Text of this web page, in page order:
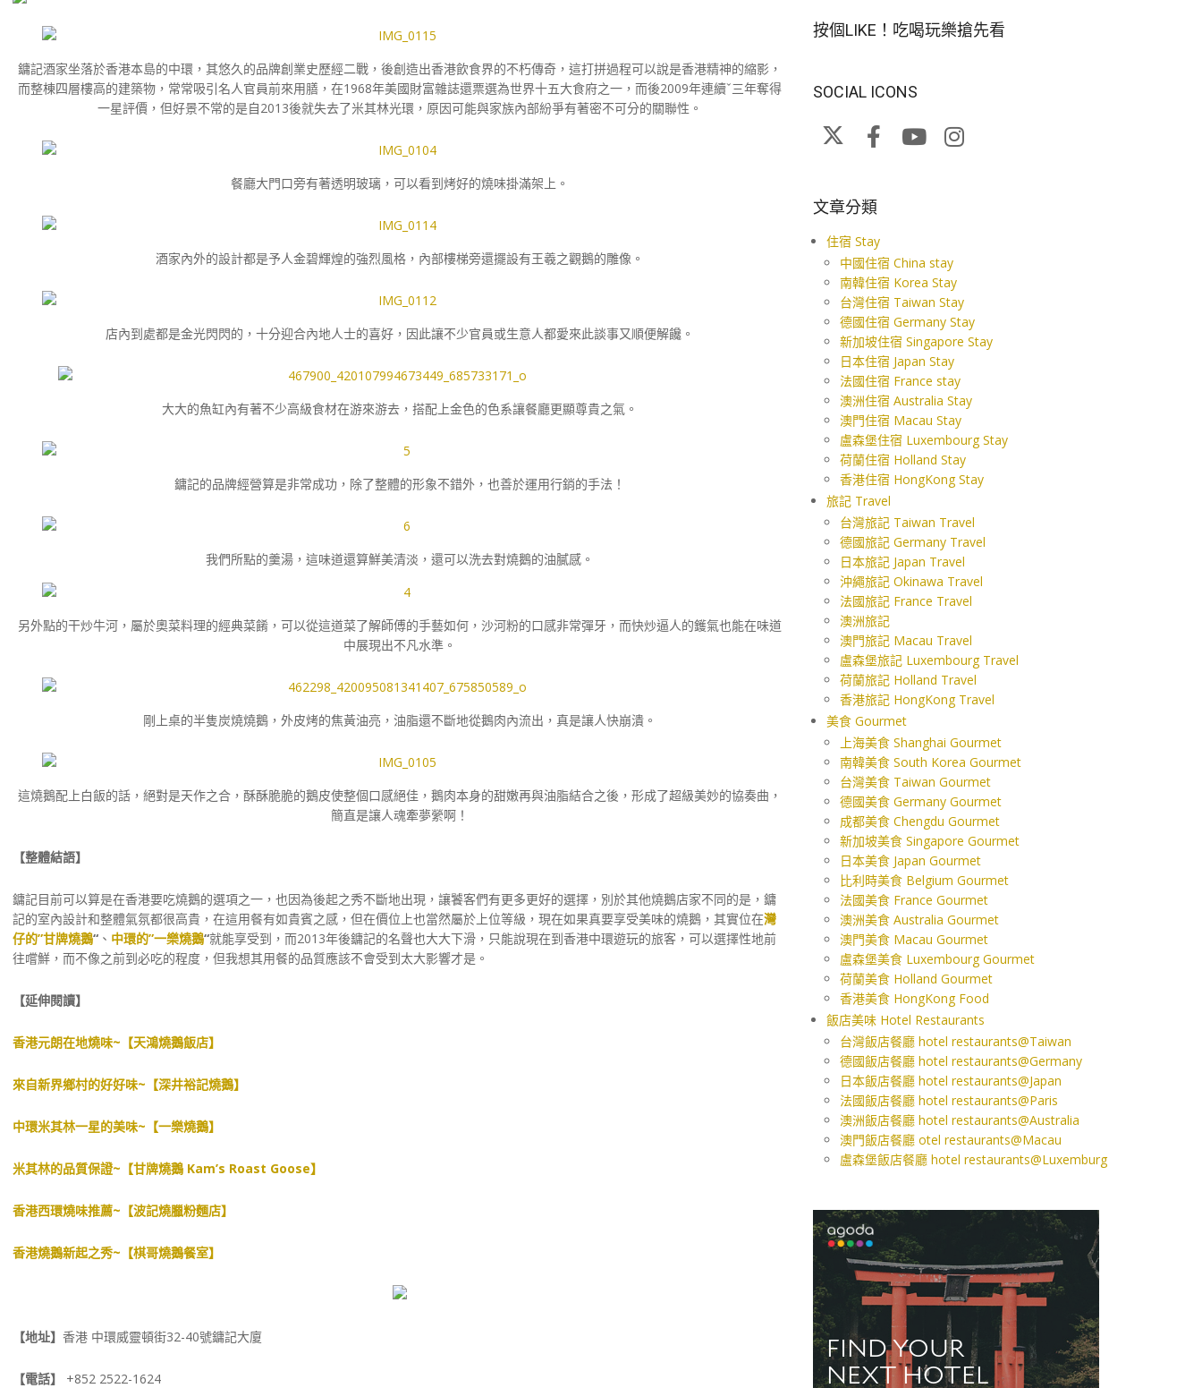
鏞記酒家坐落於香港本島的中環，其悠久的品牌創業史歷經二戰，後創造出香港飲食界的不朽傳奇，這打拼過程可以說是香港精神的縮影，
而整棟四層樓高的建築物，常常吸引名人官員前來用膳，在1968年美國財富雜誌還票選為世界十五大食府之一，而後2009年連續ˇ三年奪得
一星評價，但好景不常的是自2013後就失去了米其林光環，原因可能與家族內部紛爭有著密不可分的關聯性。
餐廳大門口旁有著透明玻璃，可以看到烤好的燒味掛滿架上。
酒家內外的設計都是予人金碧輝煌的強烈風格，內部樓梯旁還擺設有王羲之觀鵝的雕像。
店內到處都是金光閃閃的，十分迎合內地人士的喜好，因此讓不少官員或生意人都愛來此談事又順便解饞。
大大的魚缸內有著不少高級食材在游來游去，搭配上金色的色系讓餐廳更顯尊貴之氣。
鏞記的品牌經營算是非常成功，除了整體的形象不錯外，也善於運用行銷的手法！
我們所點的羹湯，這味道還算鮮美清淡，還可以洗去對燒鵝的油膩感。
另外點的干炒牛河，屬於奧菜料理的經典菜餚，可以從這道菜了解師傅的手藝如何，沙河粉的口感非常彈牙，而快炒逼人的鑊氣也能在味道
中展現出不凡水準。
剛上桌的半隻炭燒燒鵝，外皮烤的焦黃油亮，油脂還不斷地從鵝肉內流出，真是讓人快崩潰。
這燒鵝配上白飯的話，絕對是天作之合，酥酥脆脆的鵝皮使整個口感絕佳，鵝肉本身的甜嫩再與油脂結合之後，形成了超級美妙的協奏曲，
簡直是讓人魂牽夢縈啊！
【整體結語】
鏞記目前可以算是在香港要吃燒鵝的選項之一，也因為後起之秀不斷地出現，讓饕客們有更多更好的選擇，別於其他燒鵝店家不同的是，鏞
記的室內設計和整體氣氛都很高貴，在這用餐有如貴賓之感，但在價位上也當然屬於上位等級，現在如果真要享受美味的燒鵝，其實位在灣
仔的”甘牌燒鵝“ 、 中環的”一樂燒鵝“就能享受到，而2013年後鏞記的名聲也大大下滑，只能說現在到香港中環遊玩的旅客，可以選擇性地前
往嚐鮮，而不像之前到必吃的程度，但我想其用餐的品質應該不會受到太大影響才是。
【延伸閱讀】
香港元朗在地燒味~【天鴻燒鵝飯店】
來自新界鄉村的好好味~【深井裕記燒鵝】
中環米其林一星的美味~【一樂燒鵝】
米其林的品質保證~【甘牌燒鵝 Kam’s Roast Goose】
香港西環燒味推薦~【波記燒臘粉麵店】
香港燒鵝新起之秀~【棋哥燒鵝餐室】
【地址】 香港 中環威靈頓街32-40號鏞記大廈
【電話】 +852 2522-1624
按個LIKE！吃喝玩樂搶先看
SOCIAL ICONS
文章分類
住宿 Stay
中國住宿 China stay
南韓住宿 Korea Stay
台灣住宿 Taiwan Stay
德國住宿 Germany Stay
新加坡住宿 Singapore Stay
日本住宿 Japan Stay
法國住宿 France stay
澳洲住宿 Australia Stay
澳門住宿 Macau Stay
盧森堡住宿 Luxembourg Stay
荷蘭住宿 Holland Stay
香港住宿 HongKong Stay
旅記 Travel
台灣旅記 Taiwan Travel
德國旅記 Germany Travel
日本旅記 Japan Travel
沖繩旅記 Okinawa Travel
法國旅記 France Travel
澳洲旅記
澳門旅記 Macau Travel
盧森堡旅記 Luxembourg Travel
荷蘭旅記 Holland Travel
香港旅記 HongKong Travel
美食 Gourmet
上海美食 Shanghai Gourmet
南韓美食 South Korea Gourmet
台灣美食 Taiwan Gourmet
德國美食 Germany Gourmet
成都美食 Chengdu Gourmet
新加坡美食 Singapore Gourmet
日本美食 Japan Gourmet
比利時美食 Belgium Gourmet
法國美食 France Gourmet
澳洲美食 Australia Gourmet
澳門美食 Macau Gourmet
盧森堡美食 Luxembourg Gourmet
荷蘭美食 Holland Gourmet
香港美食 HongKong Food
飯店美味 Hotel Restaurants
台灣飯店餐廳 hotel restaurants@Taiwan
德國飯店餐廳 hotel restaurants@Germany
日本飯店餐廳 hotel restaurants@Japan
法國飯店餐廳 hotel restaurants@Paris
澳洲飯店餐廳 hotel restaurants@Australia
澳門飯店餐廳 otel restaurants@Macau
盧森堡飯店餐廳 hotel restaurants@Luxemburg